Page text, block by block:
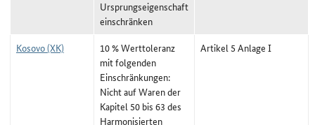
Ursprungseigenschaft
einschränken
Kosovo (XK)
10 % Werttoleranz
mit folgenden
Einschränkungen:
Nicht auf Waren der
Kapitel 50 bis 63 des
Harmonisierten
Artikel 5 Anlage I